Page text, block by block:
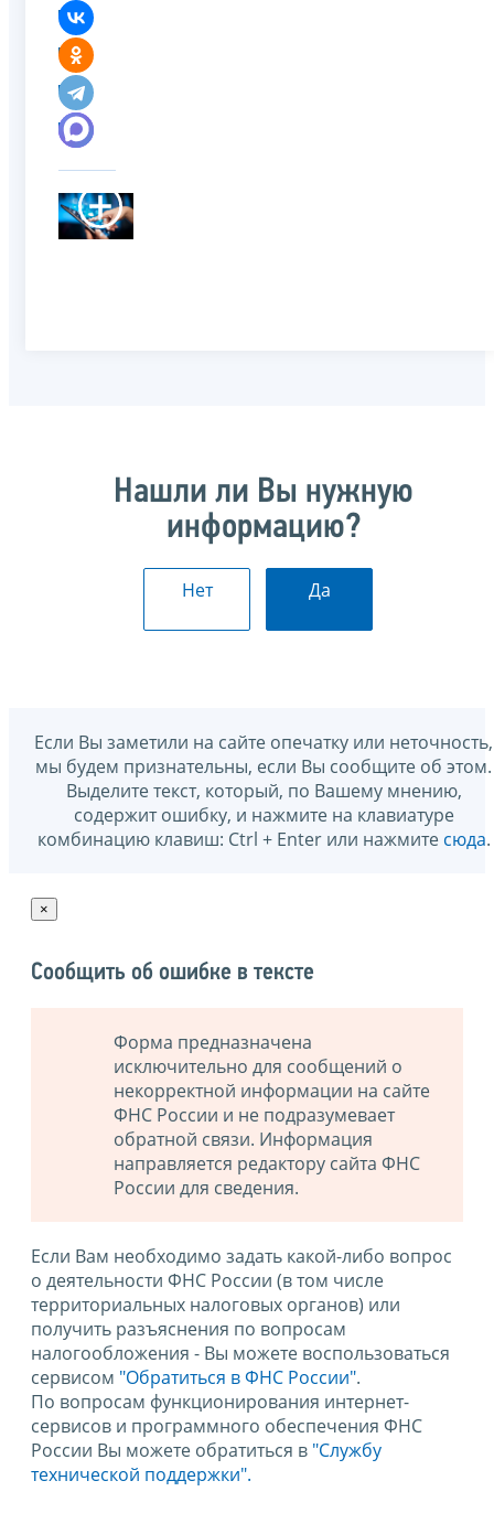
Нашли ли Вы нужную
информацию?
Нет Да
Если Вы заметили на сайте опечатку или неточность,
мы будем признательны, если Вы сообщите об этом.
Выделите текст, который, по Вашему мнению,
содержит ошибку, и нажмите на клавиатуре
комбинацию клавиш: Ctrl + Enter или нажмите сюда.
×
Сообщить об ошибке в тексте
Форма предназначена
исключительно для сообщений о
некорректной информации на сайте
ФНС России и не подразумевает
обратной связи. Информация
направляется редактору сайта ФНС
России для сведения.
Если Вам необходимо задать какой-либо вопрос
о деятельности ФНС России (в том числе
территориальных налоговых органов) или
получить разъяснения по вопросам
налогообложения - Вы можете воспользоваться
сервисом "Обратиться в ФНС России".
По вопросам функционирования интернет-
сервисов и программного обеспечения ФНС
России Вы можете обратиться в "Службу
технической поддержки".